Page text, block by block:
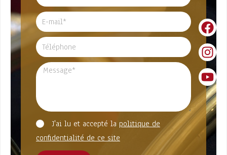
J'ai lu et accepté la politique de
confidentialité de ce site